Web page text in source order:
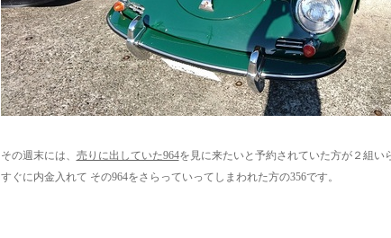
その週末には、 売りに出していた964を見に来たいと予約されていた方が２組い
すぐに内金入れて その964をさらっていってしまわれた方の356です。